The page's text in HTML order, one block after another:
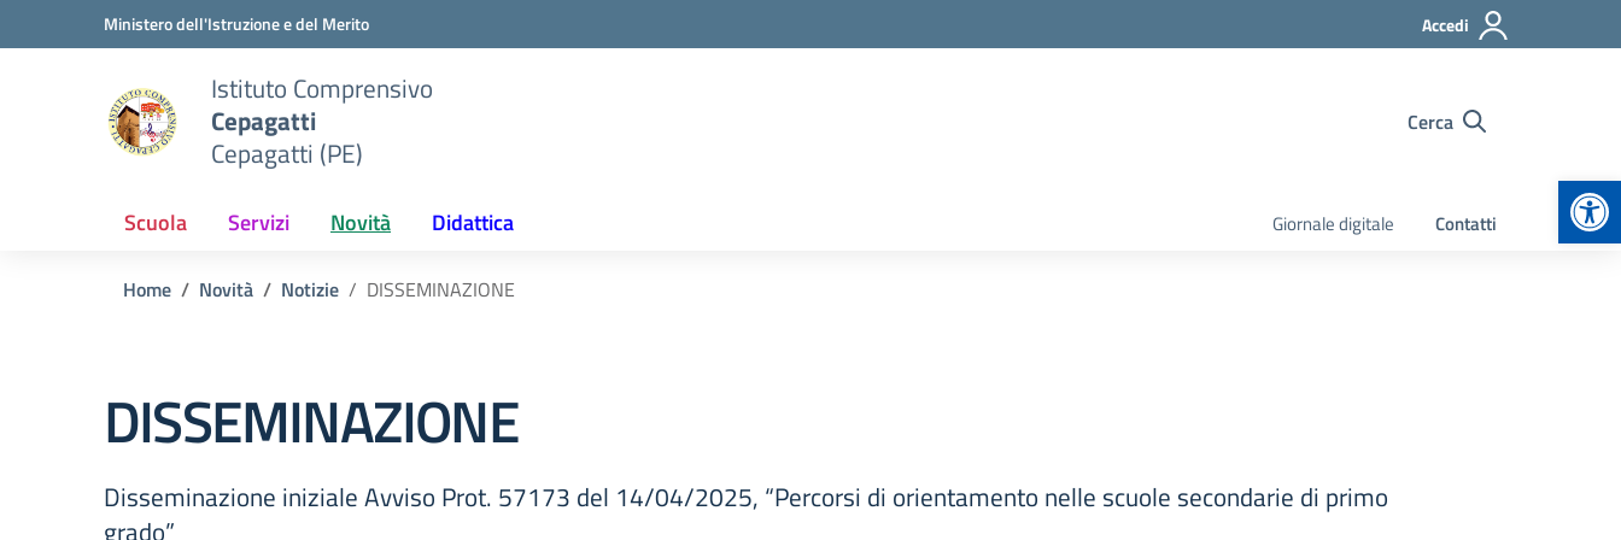
Vai ai contenuti
Vai al menu di navigazioneMinistero dell'Istruzione e del Merito Accedi
Istituto Comprensivo
Cepagatti
Cepagatti (PE)
Cerca
Scuola Servizi Novità Didattica Giornale digitale Contatti
Home Novità Notizie DISSEMINAZIONE
DISSEMINAZIONE
Disseminazione iniziale Avviso Prot. 57173 del 14/04/2025, “Percorsi di orientamento nelle scuole secondarie di primo
grado”